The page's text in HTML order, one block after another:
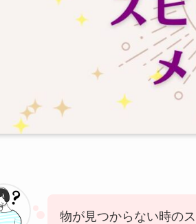
物が見つからない時の